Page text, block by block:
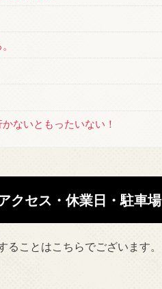
ないともったいない！
クセス・休業日・駐車場
ことはこちらでございます。